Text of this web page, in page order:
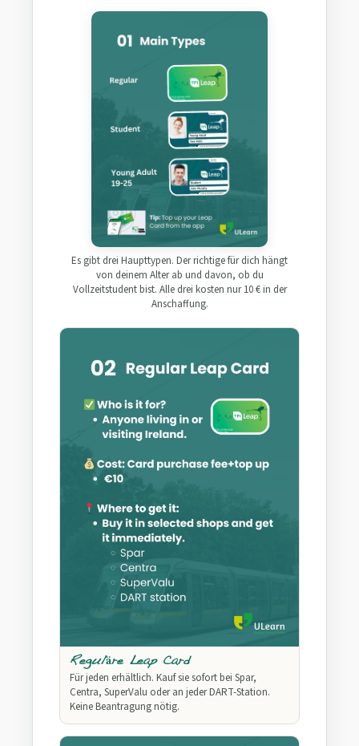
Es gibt drei Haupttypen. Der richtige für dich hängt
von deinem Alter ab und davon, ob du
Vollzeitstudent bist. Alle drei kosten nur 10 € in der
Anschaffung.
Reguläre Leap Card
Für jeden erhältlich. Kauf sie sofort bei Spar,
Centra, SuperValu oder an jeder DART-Station.
Keine Beantragung nötig.